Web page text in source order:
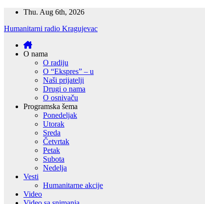
Skip
content
Thu. Aug 6th, 2026
Humanitarni radio Kragujevac
O nama
O radiju
O “Ekspres” – u
Naši prijatelji
Drugi o nama
O osnivaču
Programska šema
Ponedeljak
Utorak
Sreda
Četvrtak
Petak
Subota
Nedelja
Vesti
Humanitarne akcije
Video